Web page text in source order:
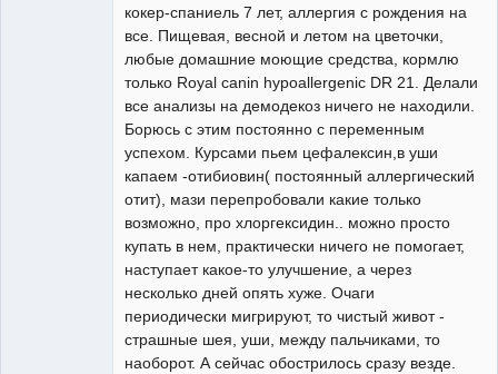
кокер-спаниель 7 лет, аллергия с рождения на
все. Пищевая, весной и летом на цветочки,
любые домашние моющие средства, кормлю
только Royal canin hypoallergenic DR 21. Делали
все анализы на демодекоз ничего не находили.
Борюсь с этим постоянно с переменным
успехом. Курсами пьем цефалексин,в уши
капаем -отибиовин( постоянный аллергический
отит), мази перепробовали какие только
возможно, про хлоргексидин.. можно просто
купать в нем, практически ничего не помогает,
наступает какое-то улучшение, а через
несколько дней опять хуже. Очаги
периодически мигрируют, то чистый живот -
страшные шея, уши, между пальчиками, то
наоборот. А сейчас обострилось сразу везде.